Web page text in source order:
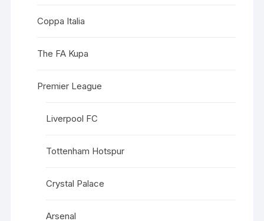
Coppa Italia
The FA Kupa
Premier League
Liverpool FC
Tottenham Hotspur
Crystal Palace
Arsenal